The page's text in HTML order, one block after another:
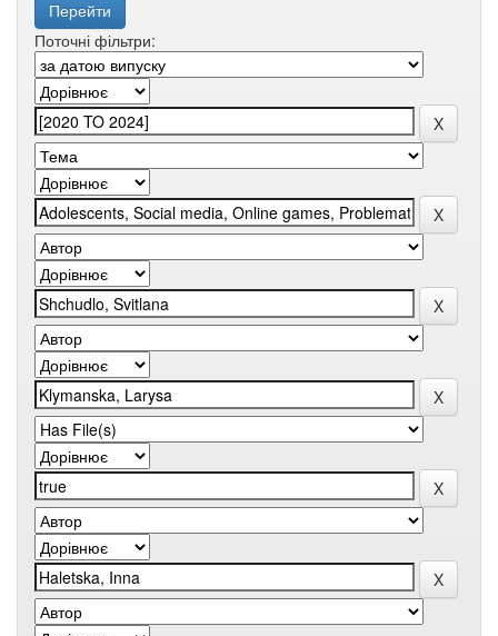
Поточні фільтри: